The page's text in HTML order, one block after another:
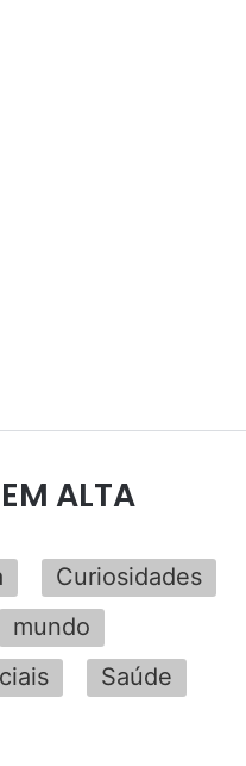
ALTA
Curiosidades
mundo
Saúde